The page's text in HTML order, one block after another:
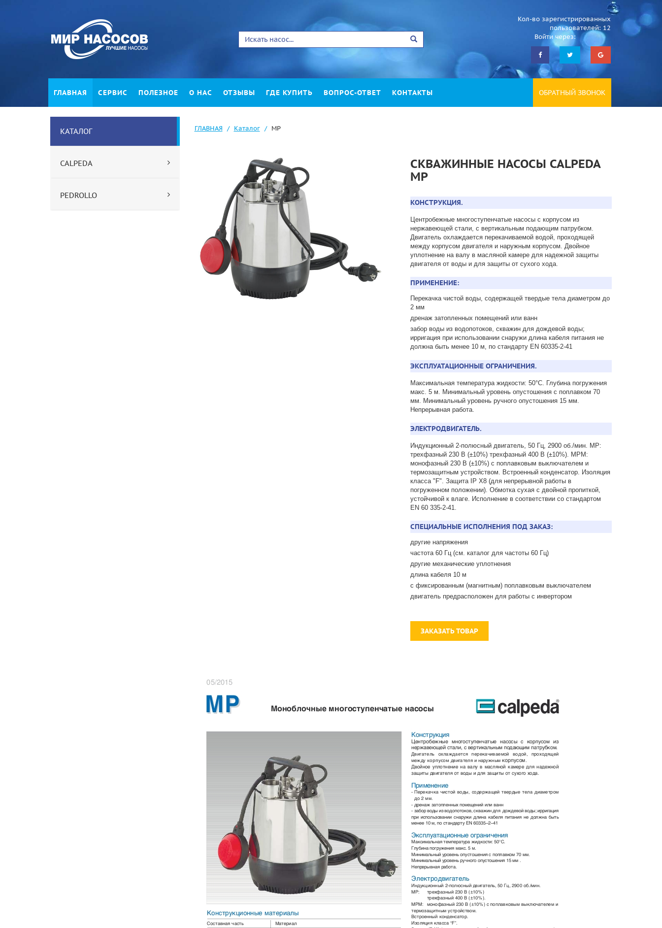
Кол-во зарегистрированных
пользователей: 12
Войти через:
ГЛАВНАЯ СЕРВИС ПОЛЕЗНОЕ О НАС ОТЗЫВЫ ГДЕ КУПИТЬ ВОПРОС-ОТВЕТ КОНТАКТЫ ОБРАТНЫЙ ЗВОНОК
КАТАЛОГ
CALPEDA
PEDROLLO
ГЛАВНАЯ Каталог MP
СКВАЖИННЫЕ НАСОСЫ CALPEDA
MP
КОНСТРУКЦИЯ.
Центробежные многоступенчатые насосы с корпусом из
нержавеющей стали, c вертикальным подающим патрубком.
Двигатель охлаждается перекачиваемой водой, проходящей
между корпусом двигателя и наружным корпусом. Двойное
уплотнение на валу в масляной камере для надежной защиты
двигателя от воды и для защиты от сухого хода.
ПРИМЕНЕНИЕ:
Перекачка чистой воды, содержащей твердые тела диаметром до
2 мм
дренаж затопленных помещений или ванн
забор воды из водопотоков, скважин для дождевой воды;
ирригация при использовании снаружи длина кабеля питания не
должна быть менее 10 м, по стандарту EN 60335-2-41
ЭКСПЛУАТАЦИОННЫЕ ОГРАНИЧЕНИЯ.
Максимальная температура жидкости: 50°C. Глубина погружения
макс. 5 м. Минимальный уровень опустошения с поплавком 70
мм. Минимальный уровень ручного опустошения 15 мм.
Непрерывная работа.
ЭЛЕКТРОДВИГАТЕЛЬ.
Индукционный 2-полюсный двигатель, 50 Гц, 2900 об./мин. MP:
трехфазный 230 В (±10%) трехфазный 400 В (±10%). MPM:
монофазный 230 В (±10%) с поплавковым выключателем и
термозащитным устройством. Встроенный конденсатор. Изоляция
класса "F". Защита IP X8 (для непрерывной работы в
погруженном положении). Обмотка сухая с двойной пропиткой,
устойчивой к влаге. Исполнение в соответствии со стандартом
EN 60 335-2-41.
СПЕЦИАЛЬНЫЕ ИСПОЛНЕНИЯ ПОД ЗАКАЗ:
другие напряжения
частота 60 Гц (см. каталог для частоты 60 Гц)
другие механические уплотнения
длина кабеля 10 м
с фиксированным (магнитным) поплавковым выключателем
двигатель предрасположен для работы с инвертором
ЗАКАЗАТЬ ТОВАР